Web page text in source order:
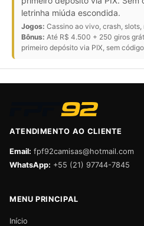
letrinha miúda escondida.
Jogos: Cassino ao vivo, crash,
Bônus: Até R$ 4.500 + 250 giros
primeiro depósito via PIX, sem
ATENDIMENTO AO CLIENTE
Email: fpf92camisas@hotmail.com
WhatsApp: +55 (21) 97744-7845
MENU PRINCIPAL
Início